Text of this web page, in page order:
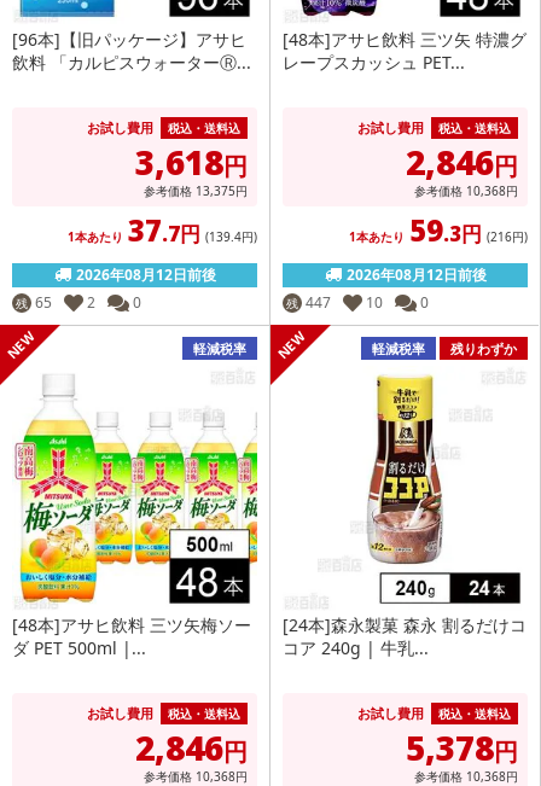
[96本]【旧パッケージ】アサヒ
飲料 「カルピスウォーターⓇ...
お試し費用 税込・送料込
3,618円
参考価格 13,375円
1本あたり 37.7円 (139.4円)
2026年08月12日前後
残 65 2 0
[48本]アサヒ飲料 三ツ矢 特濃グ
レープスカッシュ PET...
お試し費用 税込・送料込
2,846円
参考価格 10,368円
1本あたり 59.3円 (216円)
2026年08月12日前後
残 447 10 0
軽減税率
[48本]アサヒ飲料 三ツ矢梅ソー
ダ PET 500ml |...
お試し費用 税込・送料込
2,846円
参考価格 10,368円
軽減税率 残りわずか
[24本]森永製菓 森永 割るだけコ
コア 240g | 牛乳...
お試し費用 税込・送料込
5,378円
参考価格 10,368円